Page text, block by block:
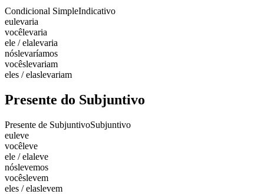
Condicional SimpleIndicativo
eulevaria
vocêlevaria
ele / elalevaria
nóslevaríamos
vocêslevariam
eles / elaslevariam
Presente do Subjuntivo
Presente de SubjuntivoSubjuntivo
euleve
vocêleve
ele / elaleve
nóslevemos
vocêslevem
eles / elaslevem